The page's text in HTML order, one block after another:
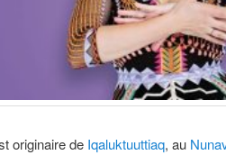
originaire de Iqaluktuuttiaq, au